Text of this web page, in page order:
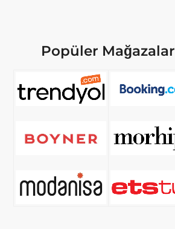
Popüler Mağazalar